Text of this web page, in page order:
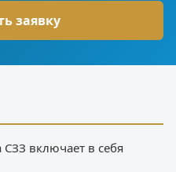
СЗЗ включает в себя